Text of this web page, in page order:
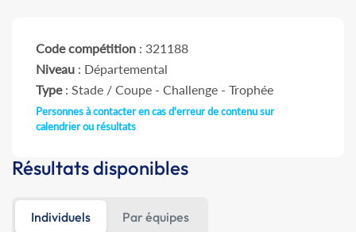
Code compétition : 321188
Niveau : Départemental
Type: Stade / Coupe - Challenge - Trophée
Personnes à contacter en cas d'erreur de contenu sur
calendrier ou résultats
Résultats disponibles
Individuels Par équipes